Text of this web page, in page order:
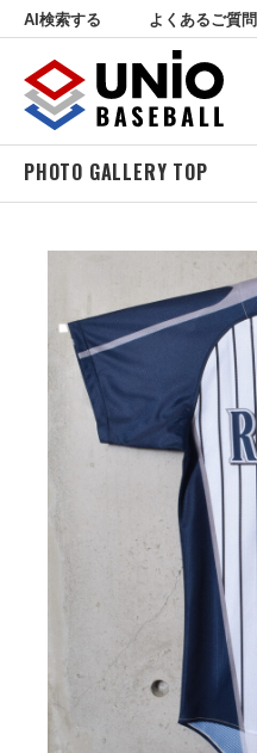
AI検索する よくあるご質問
PHOTO GALLERY TOP